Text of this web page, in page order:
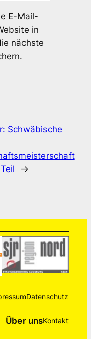
E-Mail-
in
nächste
Schwäbische
→
Datenschutz
Über unsKontakt